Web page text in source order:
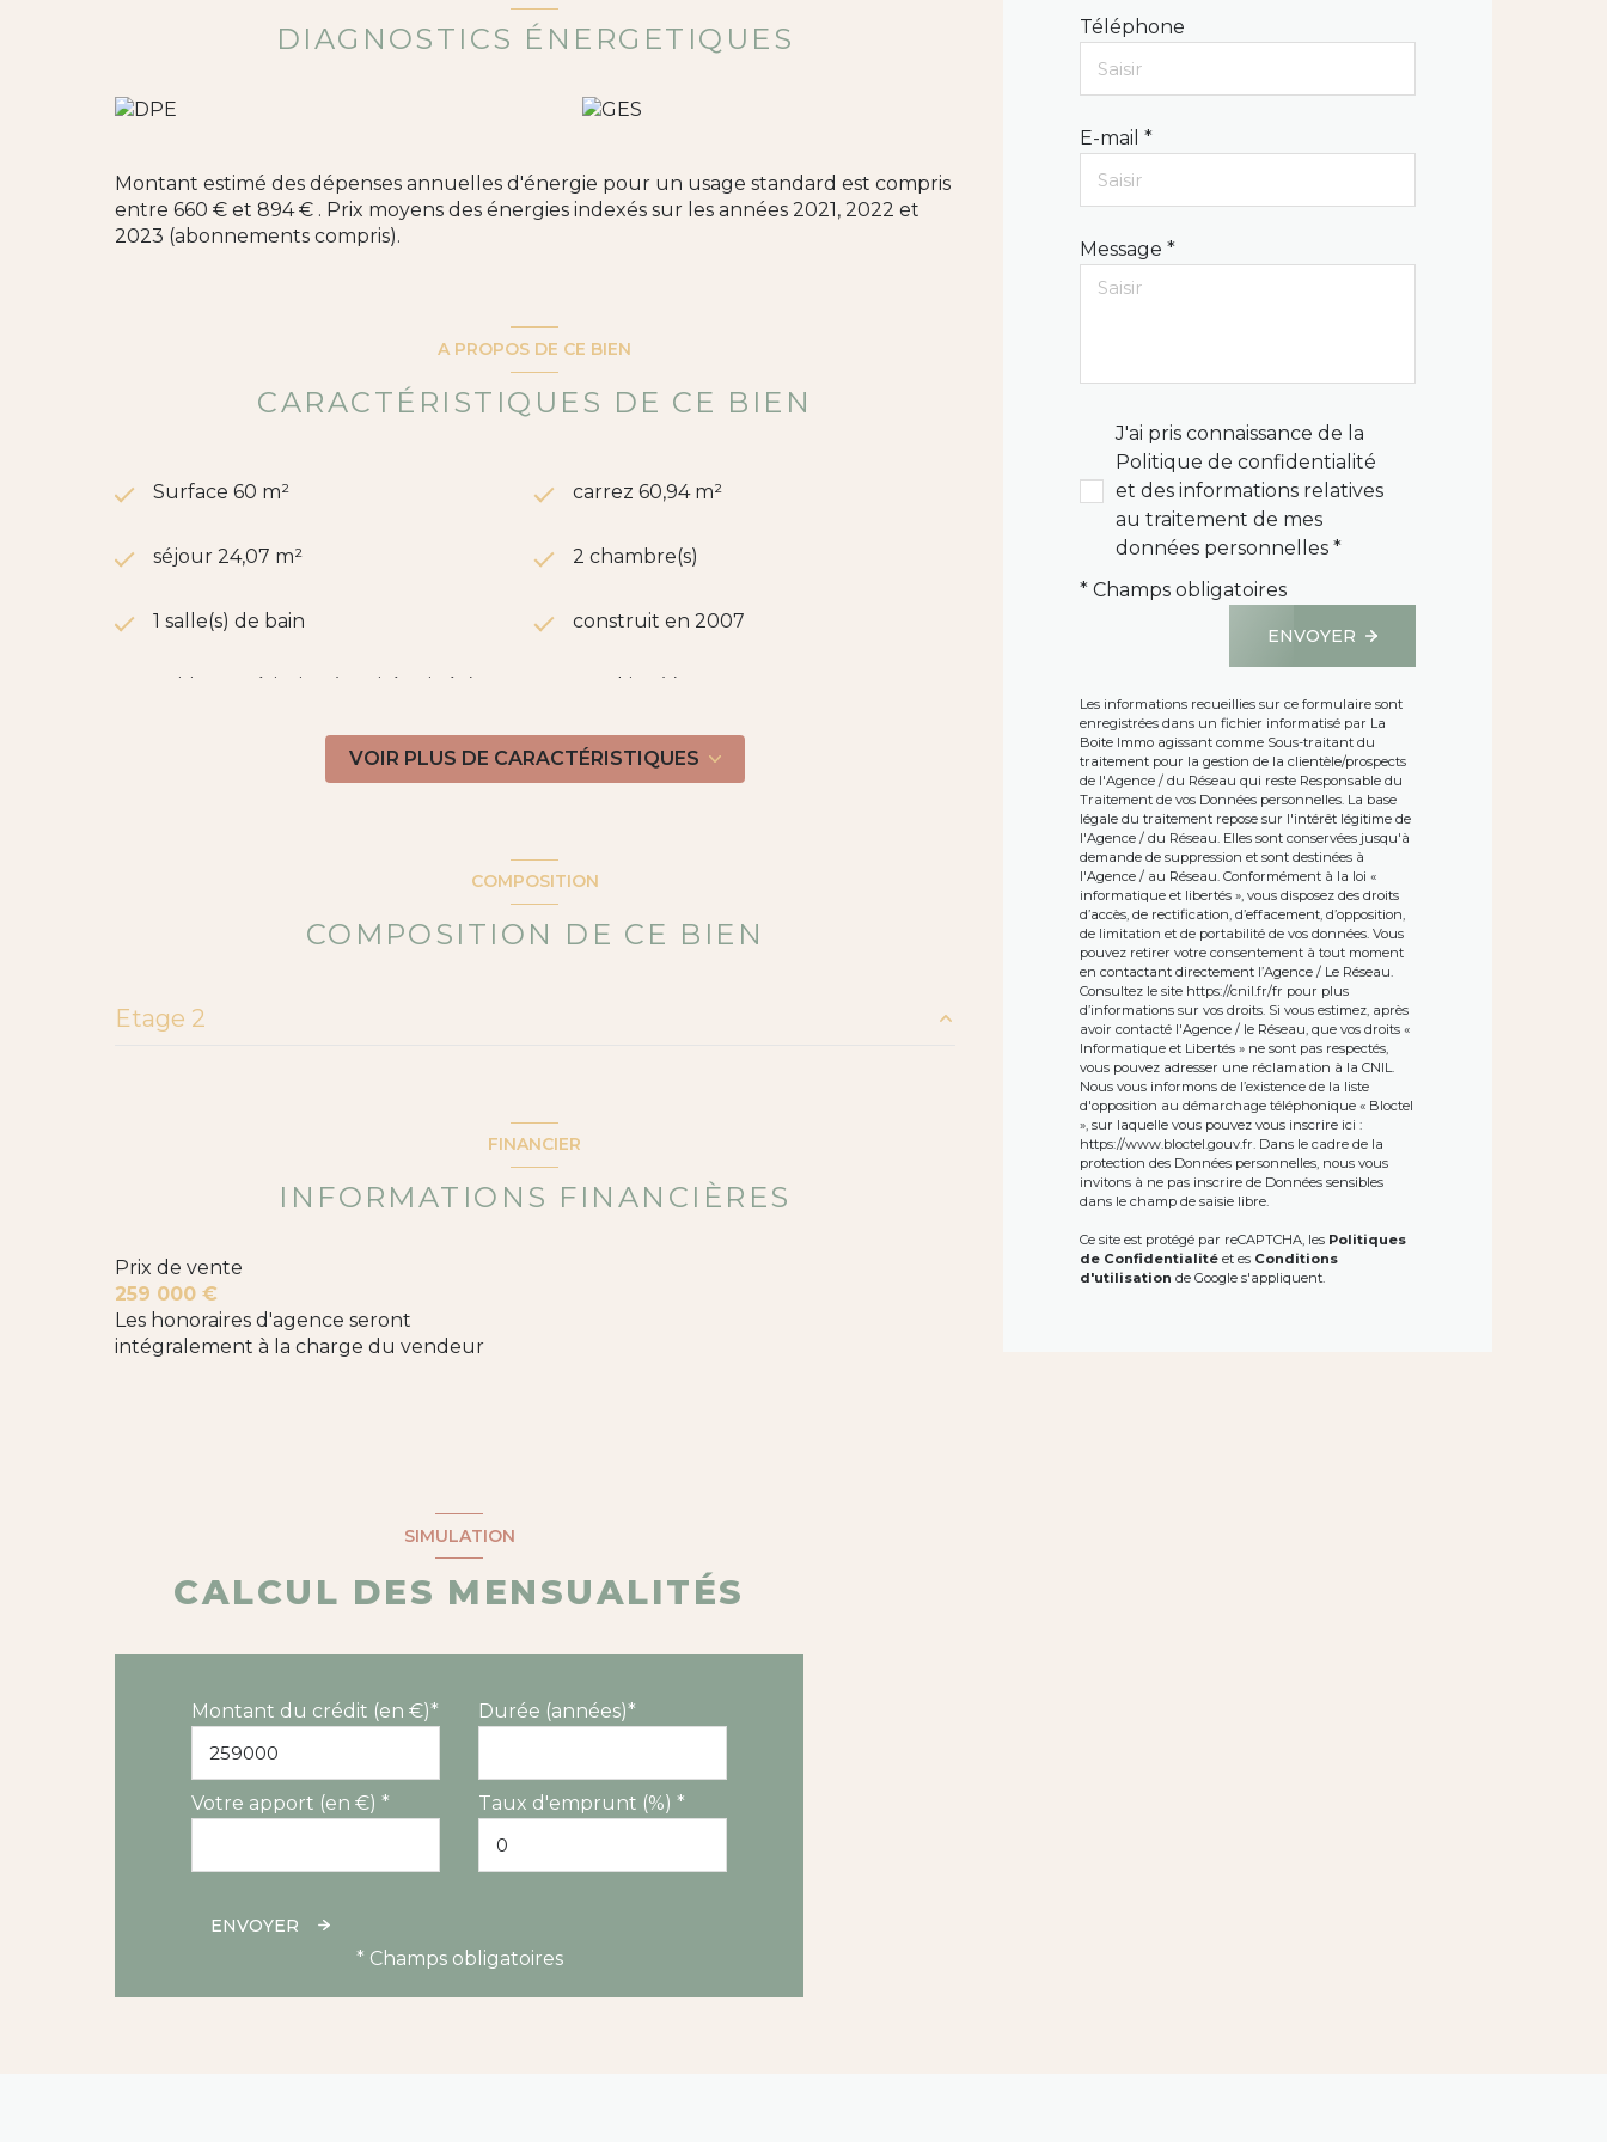
Selon l'article L.561.5 du Code Monétaire et Financier, pour l'organisation de la visite, la
présentation d'une pièce d'identité vous sera demandée.
Les informations sur les risques auxquels ce bien est exposé sont disponibles sur le site
Retrouvez toutes nos annonces sur notre site
www.wahuman.com
DIAGNOSTICS ÉNERGETIQUES
Montant estimé des dépenses annuelles d'énergie pour un usage standard est compris
entre 660 € et 894 € . Prix moyens des énergies indexés sur les années 2021, 2022 et
2023 (abonnements compris).
A PROPOS DE CE BIEN
CARACTÉRISTIQUES DE CE BIEN
Surface 60 m² carrez 60,94 m²
séjour 24,07 m² 2 chambre(s)
1 salle(s) de bain construit en 2007
cuisine américaine (semi-équipée) 1 parking(s)
4 niveau(x)
vue Dégagée
terrasse
interphone
VOIR PLUS DE CARACTÉRISTIQUES
COMPOSITION
COMPOSITION DE CE BIEN
Etage 2
SALLE DE BAINS
WC
WC
FINANCIER
INFORMATIONS FINANCIÈRES
Prix de vente
259 000 €
Les honoraires d'agence seront
intégralement à la charge du vendeur
Téléphone
E-mail *
Message *
J'ai pris connaissance de la
Politique de confidentialité
et des informations relatives
au traitement de mes
données personnelles *
* Champs obligatoires
ENVOYER
Les informations recueillies sur ce formulaire sont
enregistrées dans un fichier informatisé par La
Boite Immo agissant comme Sous-traitant du
traitement pour la gestion de la clientèle/prospects
de l'Agence / du Réseau qui reste Responsable du
Traitement de vos Données personnelles. La base
légale du traitement repose sur l'intérêt légitime de
l'Agence / du Réseau. Elles sont conservées jusqu'à
demande de suppression et sont destinées à
l'Agence / au Réseau. Conformément à la loi «
informatique et libertés », vous disposez des droits
d’accès, de rectification, d’effacement, d’opposition,
de limitation et de portabilité de vos données. Vous
pouvez retirer votre consentement à tout moment
en contactant directement l’Agence / Le Réseau.
Consultez le site https://cnil.fr/fr pour plus
d’informations sur vos droits. Si vous estimez, après
avoir contacté l'Agence / le Réseau, que vos droits «
Informatique et Libertés » ne sont pas respectés,
vous pouvez adresser une réclamation à la CNIL.
Nous vous informons de l’existence de la liste
d'opposition au démarchage téléphonique « Bloctel
», sur laquelle vous pouvez vous inscrire ici :
https://www.bloctel.gouv.fr. Dans le cadre de la
protection des Données personnelles, nous vous
invitons à ne pas inscrire de Données sensibles
dans le champ de saisie libre.
Ce site est protégé par reCAPTCHA, les Politiques
de Confidentialitéet es Conditions
d'utilisation de Google s'appliquent.
SIMULATION
CALCUL DES MENSUALITÉS
Montant du crédit (en €)* Durée (années)*
Votre apport (en €) * Taux d'emprunt (%) *
ENVOYER
* Champs obligatoires